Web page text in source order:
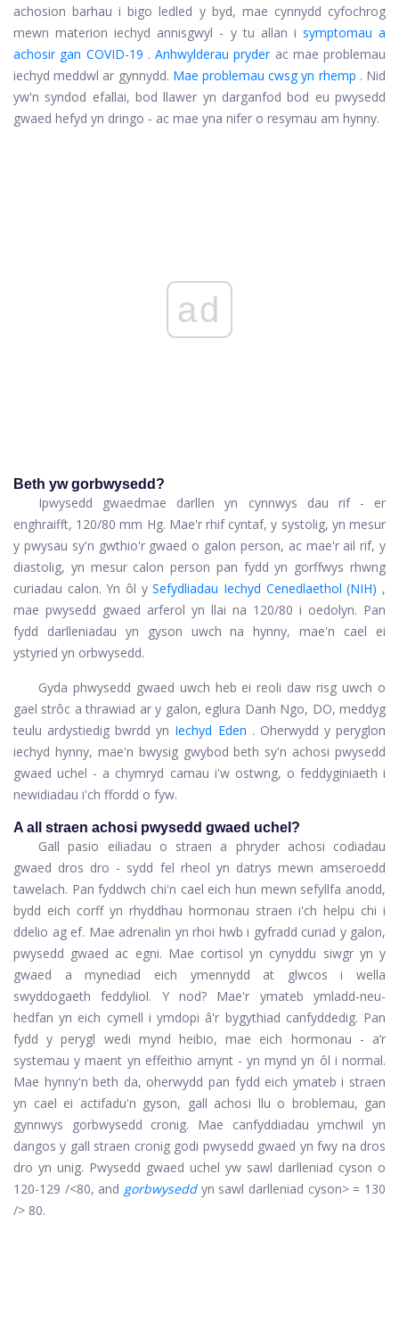
achosion barhau i bigo ledled y byd, mae cynnydd cyfochrog
mewn materion iechyd annisgwyl - y tu allan i symptomau a
achosir gan COVID-19 . Anhwylderau pryder ac mae problemau
iechyd meddwl ar gynnydd. Mae problemau cwsg yn rhemp . Nid
yw'n syndod efallai, bod llawer yn darganfod bod eu pwysedd
gwaed hefyd yn dringo - ac mae yna nifer o resymau am hynny.
ad
Beth yw gorbwysedd?
Ipwysedd gwaedmae darllen yn cynnwys dau rif - er
enghraifft, 120/80 mm Hg. Mae'r rhif cyntaf, y systolig, yn mesur
y pwysau sy'n gwthio'r gwaed o galon person, ac mae'r ail rif, y
diastolig, yn mesur calon person pan fydd yn gorffwys rhwng
curiadau calon. Yn ôl y Sefydliadau Iechyd Cenedlaethol (NIH) ,
mae pwysedd gwaed arferol yn llai na 120/80 i oedolyn. Pan
fydd darlleniadau yn gyson uwch na hynny, mae'n cael ei
ystyried yn orbwysedd.
Gyda phwysedd gwaed uwch heb ei reoli daw risg uwch o
gael strôc a thrawiad ar y galon, eglura Danh Ngo, DO, meddyg
teulu ardystiedig bwrdd yn Iechyd Eden . Oherwydd y peryglon
iechyd hynny, mae'n bwysig gwybod beth sy'n achosi pwysedd
gwaed uchel - a chymryd camau i'w ostwng, o feddyginiaeth i
newidiadau i'ch ffordd o fyw.
A all straen achosi pwysedd gwaed uchel?
Gall pasio eiliadau o straen a phryder achosi codiadau
gwaed dros dro - sydd fel rheol yn datrys mewn amseroedd
tawelach. Pan fyddwch chi'n cael eich hun mewn sefyllfa anodd,
bydd eich corff yn rhyddhau hormonau straen i'ch helpu chi i
ddelio ag ef. Mae adrenalin yn rhoi hwb i gyfradd curiad y galon,
pwysedd gwaed ac egni. Mae cortisol yn cynyddu siwgr yn y
gwaed a mynediad eich ymennydd at glwcos i wella
swyddogaeth feddyliol. Y nod? Mae'r ymateb ymladd-neu-
hedfan yn eich cymell i ymdopi â'r bygythiad canfyddedig. Pan
fydd y perygl wedi mynd heibio, mae eich hormonau - a’r
systemau y maent yn effeithio arnynt - yn mynd yn ôl i normal.
Mae hynny'n beth da, oherwydd pan fydd eich ymateb i straen
yn cael ei actifadu'n gyson, gall achosi llu o broblemau, gan
gynnwys gorbwysedd cronig. Mae canfyddiadau ymchwil yn
dangos y gall straen cronig godi pwysedd gwaed yn fwy na dros
dro yn unig. Pwysedd gwaed uchel yw sawl darlleniad cyson o
120-129 /<80, and gorbwysedd yn sawl darlleniad cyson> = 130
/> 80.